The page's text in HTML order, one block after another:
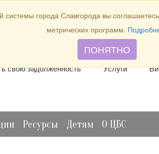
Отзывы и предложения
свою задолженность Услуги
Ресурсы Детям О ЦБС
города Славгорода вы
метрических программ.
ПОНЯТНО